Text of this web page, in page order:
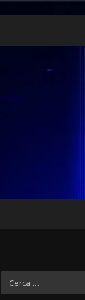
Ricerca
per: